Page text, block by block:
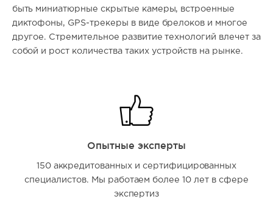
быть миниатюрные скрытые камеры, встроенные
диктофоны, GPS-трекеры в виде брелоков и многое
другое. Стремительное развитие технологий влечет за
собой и рост количества таких устройств на рынке.
Опытные эксперты
150 аккредитованных и сертифицированных
специалистов. Мы работаем более 10 лет в сфере
экспертиз